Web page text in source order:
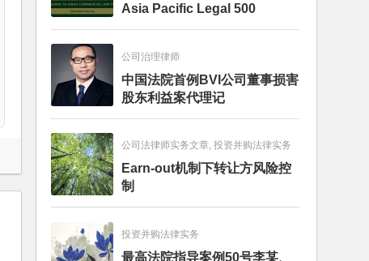
Asia Pacific Legal 500
公司治理律师
中国法院首例BVI公司董事损害
股东利益案代理记
公司法律师实务文章, 投资并购法律实务
Earn-out机制下转让方风险控
制
投资并购法律实务
最高法院指导案例50号李某、